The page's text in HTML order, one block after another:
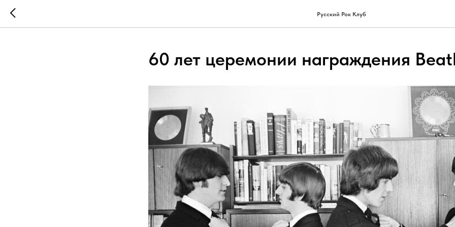
Русский Рок Клуб
60 лет церемонии награждения